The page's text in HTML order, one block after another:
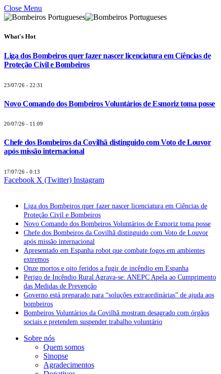
Close Menu
What's Hot
Liga dos Bombeiros quer fazer nascer licenciatura em Ciências de
Proteção Civil e Bombeiros
23/07/26 - 22:31
Novo Comando dos Bombeiros Voluntários de Esmoriz toma posse
20/07/26 - 11:09
Chefe dos Bombeiros da Covilhã distinguido com Voto de Louvor
após missão internacional
17/07/26 - 0:13
Facebook X (Twitter) Instagram
Liga dos Bombeiros quer fazer nascer licenciatura em Ciências de
Proteção Civil e Bombeiros
Novo Comando dos Bombeiros Voluntários de Esmoriz toma posse
Chefe dos Bombeiros da Covilhã distinguido com Voto de Louvor
após missão internacional
Apresentado em Espanha robot que combate fogos em ambientes
extremos
Onze mortos e oito feridos a fugir de incêndio em Espanha
Perigo de Incêndio Rural Agrava-se: ANEPC Apela ao Cumprimento
das Medidas de Prevenção
Governo está preparado para “soluções extraordinárias” de ajuda aos
bombeiros
Bombeiros Voluntários da Covilhã mostram desagrado com órgãos
sociais e pretendem suspender trabalho voluntário
Sobre nós
Quem somos
Sinopse
Agradecimentos